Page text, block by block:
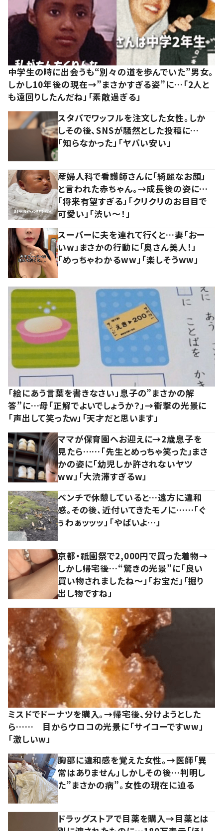
中学生の時に出会うも“別々の道を歩んでいた”男女。
しかし10年後の現在→”まさかすぎる姿”に…「2人と
も遠回りしたんだね」「素敵過ぎる」
スタバでワッフルを注文した女性。しか
しその後、SNSが騒然とした投稿に…
「知らなかった」「ヤバい安い」
産婦人科で看護師さんに「綺麗なお顔」
と言われた赤ちゃん。→成長後の姿に…
「将来有望すぎる」「クリクリのお目目で
可愛い」「渋い～！」
スーパーに夫を連れて行くと…妻「おー
いw」まさかの行動に「奥さん美人！」
「めっちゃわかるww」「楽しそうww」
「絵にあう言葉を書きなさい」息子の”まさかの解
答”に…母「正解でよいでしょうか？」→衝撃の光景に
「声出して笑ったｗ」「天才だと思います」
ママが保育園へお迎えに→2歳息子を
見たら……「先生とめっちゃ笑った」まさ
かの姿に「幼児しか許されないヤツ
ww」「大渋滞すぎるw」
ベンチで休憩していると…遠方に違和
感。その後、近付いてきたモノに……「ぐ
ぅわぁッッッ」「やばいよ…」
京都・祇園祭で2,000円で買った着物→
しかし帰宅後…“驚きの光景”に「良い
買い物されましたね～」「お宝だ」「掘り
出し物ですね」
ミスドでドーナツを購入。→帰宅後、分けようとした
ら…… 目からウロコの光景に「サイコーですww」
「激しいw」
胸部に違和感を覚えた女性。→医師「異
常はありません」しかしその後…判明し
た”まさかの病”。女性の現在に迫る
ドラッグストアで目薬を購入→目薬とは